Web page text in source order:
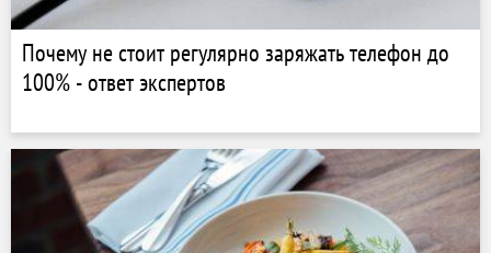
Почему не стоит регулярно заряжать телефон до
100% - ответ экспертов